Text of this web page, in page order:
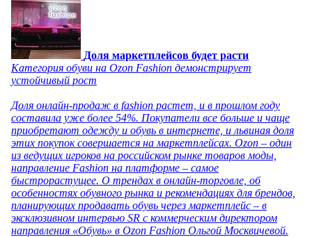
Доля маркетплейсов будет расти
Категория обуви на Ozon Fashion демонстрирует
устойчивый рост
Доля онлайн-продаж в fashion растет, и в прошлом году
составила уже более 54%. Покупатели все больше и чаще
приобретают одежду и обувь в интернете, и львиная доля
этих покупок совершается на маркетплейсах. Ozon – один
из ведущих игроков на российском рынке товаров моды,
направление Fashion на платформе – самое
быстрорастущее. О трендах в онлайн-торговле, об
особенностях обувного рынка и рекомендациях для брендов,
планирующих продавать обувь через маркетплейс – в
эксклюзивном интервью SR с коммерческим директором
направления «Обувь» в Ozon Fashion Ольгой Москвичевой.